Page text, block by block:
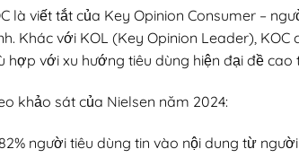
là viết tắt của Key Opinion Consumer –
Khác với KOL (Key Opinion Leader),
hợp với xu hướng tiêu dùng hiện đại đề cao
khảo sát của Nielsen năm 2024:
82% người tiêu dùng tin vào nội dung từ